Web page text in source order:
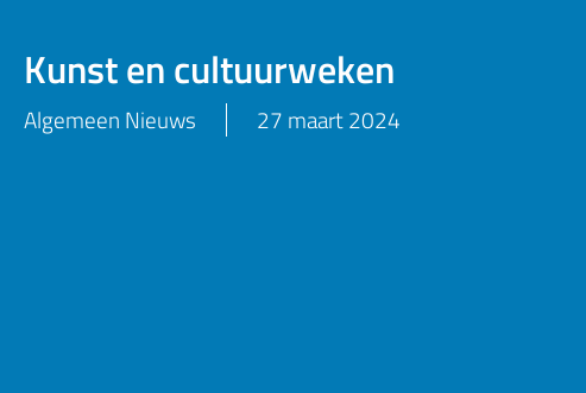
Kunst en cultuurweken
Algemeen Nieuws 27 maart 2024